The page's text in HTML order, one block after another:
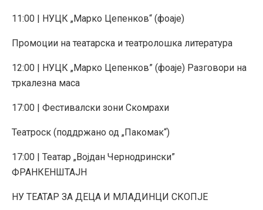
11:00 | НУЦК „Марко Цепенков“ (фоаје)
Промоции на театарска и театролошка литература
12:00 | НУЦК „Марко Цепенков” (фоаје) Разговори на
тркалезна маса
17:00 | Фестивалски зони Скомрахи
Театроск (поддржано од „Пакомак“)
17:00 | Театар „Војдан Чернодрински”
ФРАНКЕНШТАЈН
НУ ТЕАТАР ЗА ДЕЦА И МЛАДИНЦИ СКОПЈЕ